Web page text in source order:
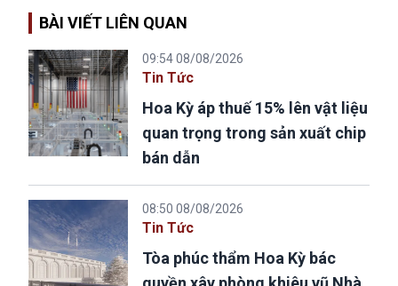
BÀI VIẾT LIÊN QUAN
09:54 08/08/2026
Tin Tức
Hoa Kỳ áp thuế 15% lên vật liệu
quan trọng trong sản xuất chip
bán dẫn
08:50 08/08/2026
Tin Tức
Tòa phúc thẩm Hoa Kỳ bác